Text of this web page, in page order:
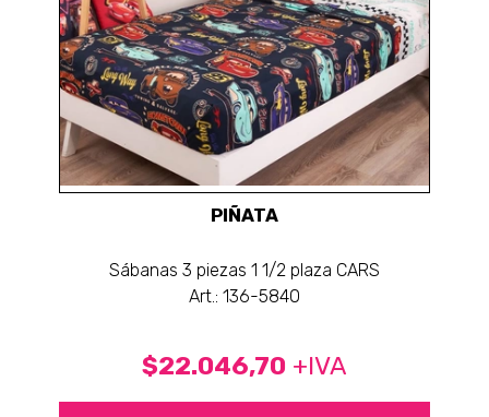
PIÑATA
Sábanas 3 piezas 1 1/2 plaza CARS
Art.: 136-5840
$22.046,70 +IVA